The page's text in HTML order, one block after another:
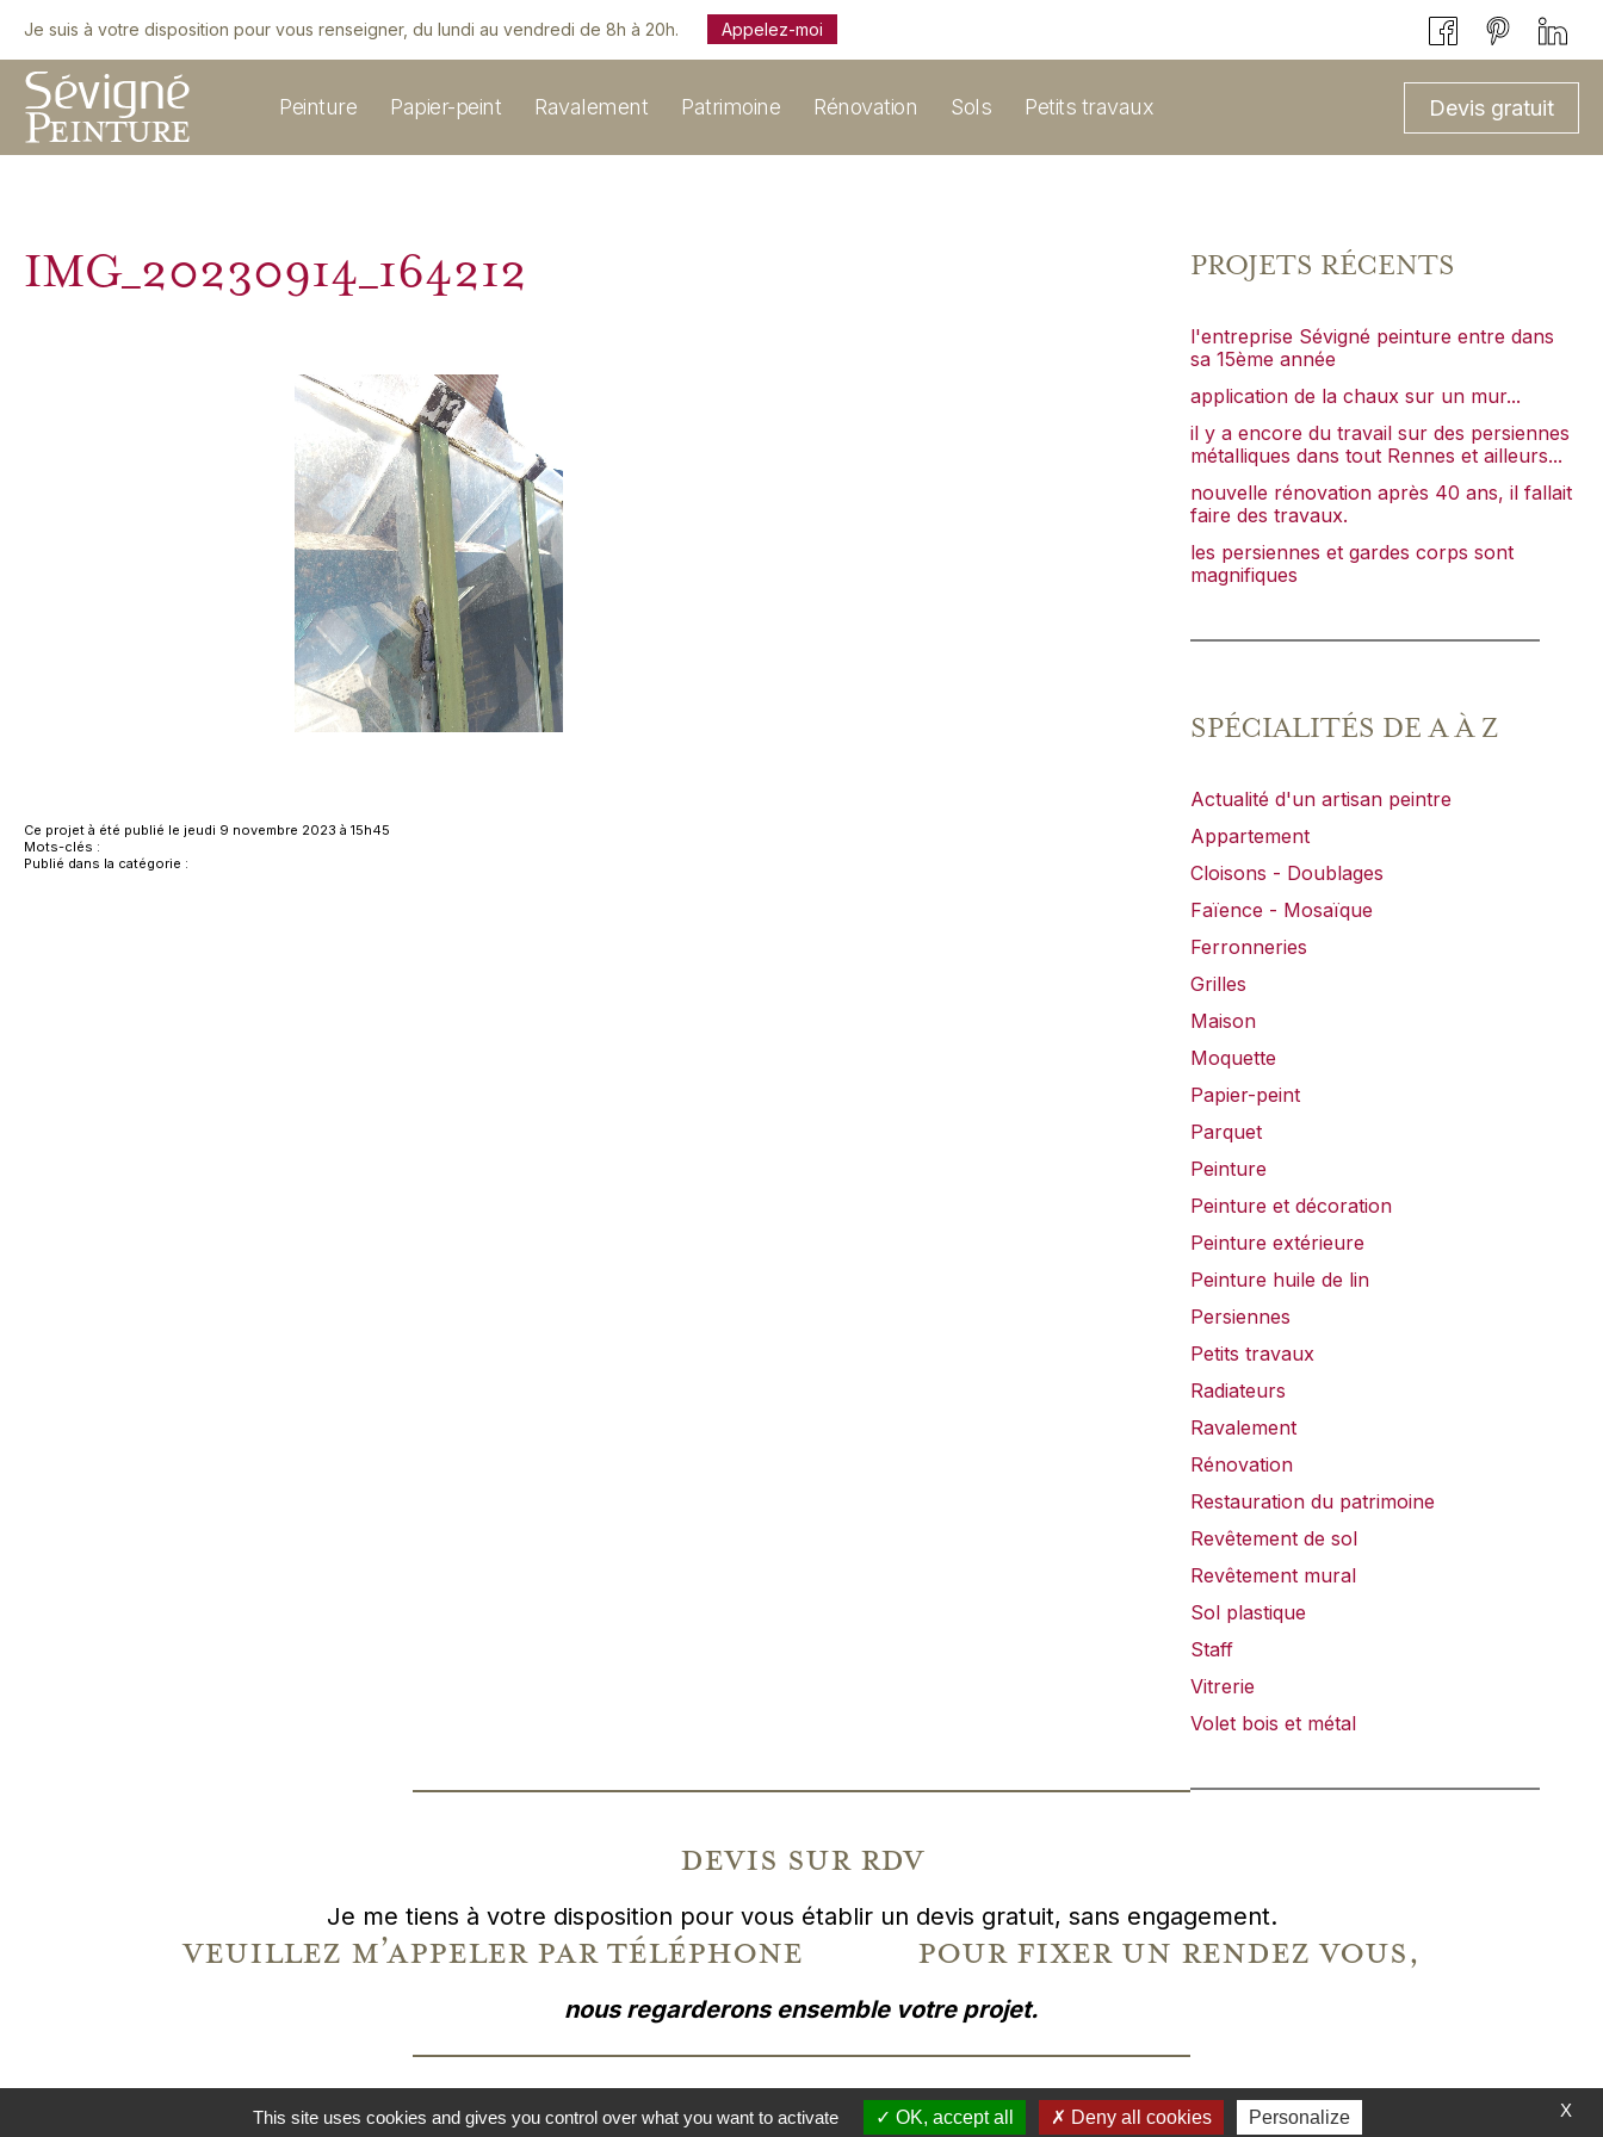
Je suis à votre disposition pour vous renseigner, du lundi au vendredi de 8h à 20h. Appelez-moi
Peinture Papier-peint Ravalement Patrimoine Rénovation Sols Petits travaux Devis gratuit
IMG_20230914_164212
Ce projet à été publié le jeudi 9 novembre 2023 à 15h45
Mots-clés :
Publié dans la catégorie :
PROJETS RÉCENTS
l'entreprise Sévigné peinture entre dans
sa 15ème année
application de la chaux sur un mur...
il y a encore du travail sur des persiennes
métalliques dans tout Rennes et ailleurs...
nouvelle rénovation après 40 ans, il fallait
faire des travaux.
les persiennes et gardes corps sont
magnifiques
SPÉCIALITÉS DE A À Z
Actualité d'un artisan peintre
Appartement
Cloisons - Doublages
Faïence - Mosaïque
Ferronneries
Grilles
Maison
Moquette
Papier-peint
Parquet
Peinture
Peinture et décoration
Peinture extérieure
Peinture huile de lin
Persiennes
Petits travaux
Radiateurs
Ravalement
Rénovation
Restauration du patrimoine
Revêtement de sol
Revêtement mural
Sol plastique
Staff
Vitrerie
Volet bois et métal
devis sur rdv
Je me tiens à votre disposition pour vous établir un devis gratuit, sans engagement.
veuillez m’appeler par téléphone pour fixer un rendez vous,
nous regarderons ensemble votre projet.
© 2021SÉVIGNÉ PEINTURE SARL , ARTISAN PEINTRE À RENNES (35700) — MENTIONS LÉGALES — RÉALISATION :STUDIO 6DGT X
This site uses cookies and gives you control over what you want to activate OK, accept all Deny all cookies Personalize